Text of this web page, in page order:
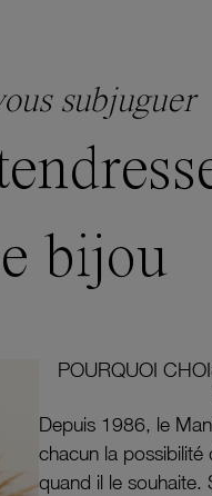
subjuguer
bijou
POURQUOI
Depuis 1986, le
chacun la
quand il le